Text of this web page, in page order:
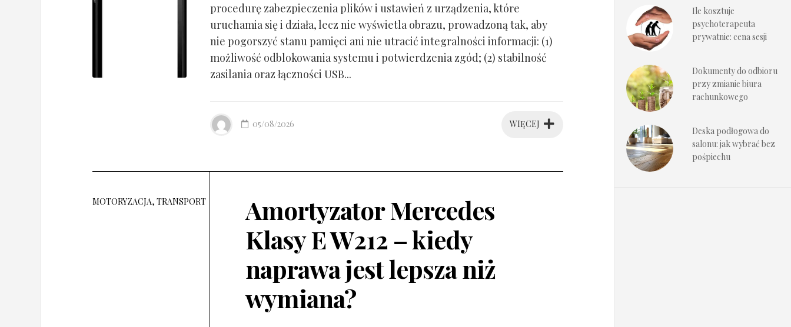
procedurę zabezpieczenia plików i ustawień z urządzenia, które
uruchamia się i działa, lecz nie wyświetla obrazu, prowadzoną tak, aby
nie pogorszyć stanu pamięci ani nie utracić integralności informacji: (1)
możliwość odblokowania systemu i potwierdzenia zgód; (2) stabilność
zasilania oraz łączności USB...
WIĘCEJ
05/08/2026
MOTORYZACJA, TRANSPORT
Amortyzator Mercedes
Klasy E W212 – kiedy
naprawa jest lepsza niż
wymiana?
Ile kosztuje
psychoterapeuta
prywatnie: cena sesji
Dokumenty do odbioru
przy zmianie biura
rachunkowego
Deska podłogowa do
salonu: jak wybrać bez
pośpiechu